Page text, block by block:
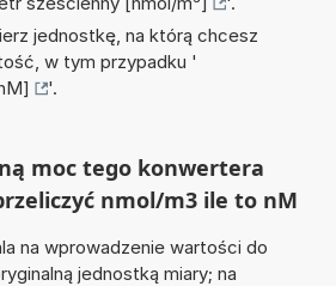
jednostkę, na którą chcesz
w tym przypadku '
'.
moc tego konwertera
nmol/m3 ile to nM
na wprowadzenie wartości do
jednostką miary; na